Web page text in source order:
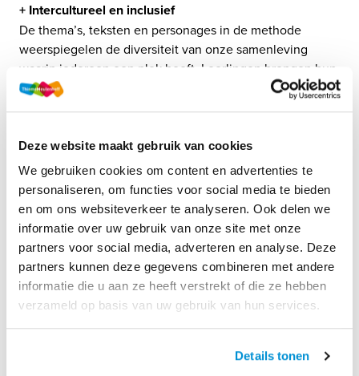
Deze website maakt gebruik van cookies
We gebruiken cookies om content en advertenties te
personaliseren, om functies voor social media te bieden
en om ons websiteverkeer te analyseren. Ook delen we
informatie over uw gebruik van onze site met onze
partners voor social media, adverteren en analyse. Deze
partners kunnen deze gegevens combineren met andere
informatie die u aan ze heeft verstrekt of die ze hebben
verzameld op basis van uw gebruik van hun services.
Details tonen
+ Intercultureel en inclusief
De thema’s, teksten en personages in de methode
weerspiegelen de diversiteit van onze samenleving
waarin iedereen een plek heeft. Leerlingen brengen hun
eigen cultuur actief in.
Je kunt Zebra+ passend inzetten voor elke leerroute van
LOWAN. Je differentieert eenvoudig met het aantal
boeken en het tempo. Ook is er veel aandacht voor
schooltaalwoorden. Zo bereid je je leerlingen optimaal
voor op het vervolgonderwijs.
DE PLUSPUNTEN VAN